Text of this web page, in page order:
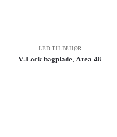
LED TILBEHØR
V-Lock bagplade, Area 48